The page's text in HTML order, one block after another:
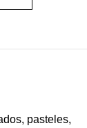
pasteles,